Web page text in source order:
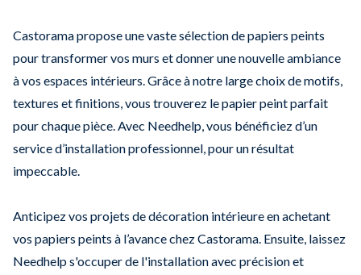
Castorama propose une vaste sélection de papiers peints
pour transformer vos murs et donner une nouvelle ambiance
à vos espaces intérieurs. Grâce à notre large choix de motifs,
textures et finitions, vous trouverez le papier peint parfait
pour chaque pièce. Avec Needhelp, vous bénéficiez d’un
service d’installation professionnel, pour un résultat
impeccable.
Anticipez vos projets de décoration intérieure en achetant
vos papiers peints à l’avance chez Castorama. Ensuite, laissez
Needhelp s'occuper de l'installation avec précision et